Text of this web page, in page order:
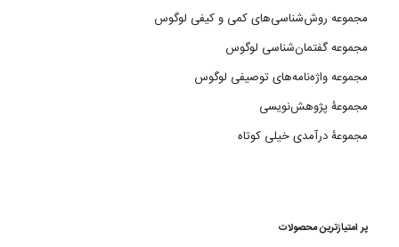
مجموعه روش‌شناسی‌های کمی و کیفی لوگوس
مجموعه گفتمان‌شناسی لوگوس
مجموعه واژه‌نامه‌های توصیفی لوگوس
مجموعۀ پژوهش‌نویسی
مجموعۀ درآمدی خیلی کوتاه
پر امتیازترین محصولات